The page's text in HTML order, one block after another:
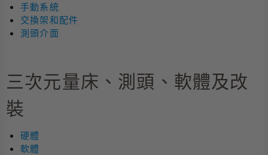
手動系統
交換架和配件
測頭介面
三次元量床、測頭、軟體及改
裝
硬體
軟體